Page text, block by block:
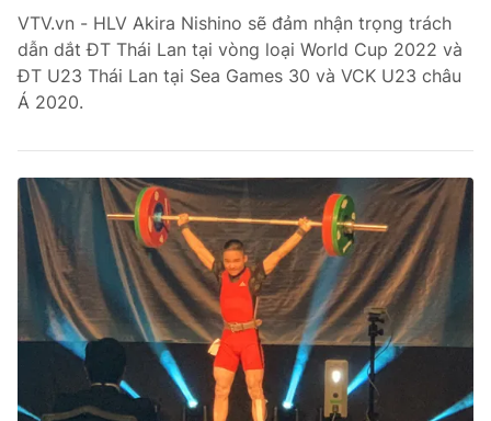
VTV.vn - HLV Akira Nishino sẽ đảm nhận trọng trách
dẫn dắt ĐT Thái Lan tại vòng loại World Cup 2022 và
ĐT U23 Thái Lan tại Sea Games 30 và VCK U23 châu
Á 2020.